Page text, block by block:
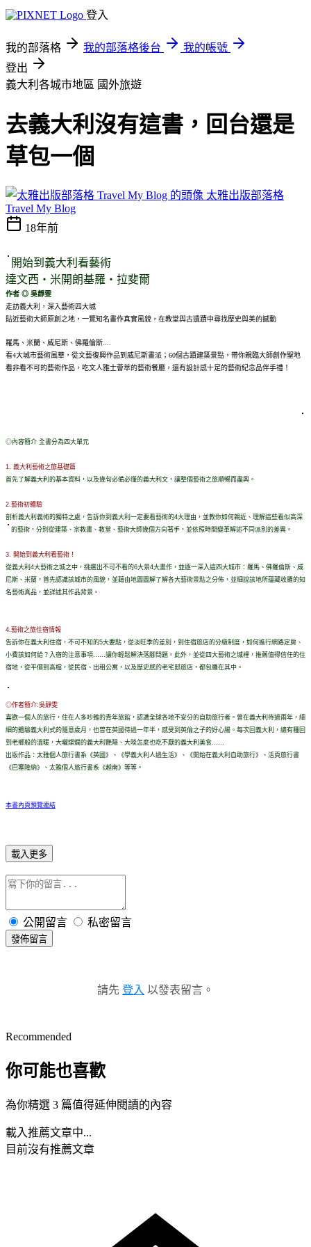
登入
我的部落格 我的部落格後台
我的帳號
登出
義大利各城市地區 國外旅遊
去義大利沒有這書，回台還是
草包一個
太雅出版部落格
Travel My Blog
18年前
開始到義大利看藝術
達文西‧米開朗基羅‧拉斐爾
作者 ◎ 吳靜雯
走訪義大利，深入藝術四大城
貼近藝術大師原創之地，一覽知名畫作真實風貌，在教堂與古遺蹟中尋找歷史與美的撼動
羅馬、米蘭、威尼斯、佛羅倫斯....
看4大城市藝術風華，從文藝復興作品到威尼斯畫派；60個古蹟建築景點，帶你親臨大師創作聖地
看非看不可的藝術作品，吃文人雅士薈萃的藝術餐廳，還有設計感十足的藝術紀念品伴手禮！
◎內容簡介 全書分為四大單元
1. 義大利藝術之旅基礎篇
首先了解義大利的基本資料，以及幾句必備必懂的義大利文，讓整個藝術之旅順暢而盡興。
2. 藝術初體驗
剖析義大利義術的獨特之處，告訴你到義大利一定要看藝術的4大理由，並教你如何親近、理解這些看似高深
的藝術，分別從建築、宗教畫、教堂、藝術大師幾個方向著手，並依照時間變革解述不同派別的差異。
3. 開始到義大利看藝術！
從義大利4大藝術之城之中，挑選出不可不看的6大景4大畫作，並逐一深入這四大城市：羅馬、佛羅倫斯、威
尼斯、米蘭，首先認識該城市的風貌，並藉由地圖圖解了解各大藝術景點之分佈，並細說該地所蘊藏收羅的知
名藝術真品，並詳述其作品背景 。
4.藝術之旅住宿情報
告訴你在義大利住宿，不可不知的5大要點，從淡旺季的差別，到住宿旅店的分級制度，如何進行網路定房、
小費該如何給？入宿的注意事項……讓你輕鬆解決落腳問題。此外，並從四大藝術之城裡，推薦值得信任的住
宿地，從平價到高檔，從民宿、出租公寓，以及歷史感的老宅邸旅店，都包羅在其中。
◎作者簡介:吳靜雯
喜歡一個人的旅行，住在人多吵雜的青年旅館，認識全球各地不安分的自助旅行者。曾在義大利待過兩年，細
細的體驗義大利式的隨意歲月，也曾在英國待過一年半，感受到英倫之子的好心腸。每次回義大利，總有種回
到老鄉般的溫暖，大曬燦爛的義大利艷陽、大啖怎麼也吃不厭的義大利美食……
出版作品：太雅個人旅行書系《英國》、《學義大利人過生活》、《開始在義大利自助旅行》、活頁旅行書
《巴塞隆納》、太雅個人旅行書系《越南》等等。
本書內頁預覽連結
載入更多
公開留言 私密留言
發佈留言
請先 登入 以發表留言。
Recommended
你可能也喜歡
為你精選 3 篇值得延伸閱讀的內容
載入推薦文章中...
目前沒有推薦文章